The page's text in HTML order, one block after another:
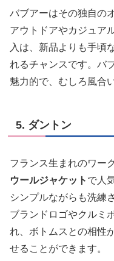
バブアーはその独自の
アウトドアやカジュア
入は、新品よりも手頃
れるチャンスです。バ
魅力的で、むしろ風合
5. ダントン
フランス生まれのワー
ウールジャケット で人
シンプルながらも洗練
ブランドロゴやクルミ
れ、ボトムスとの相性
せることができます。